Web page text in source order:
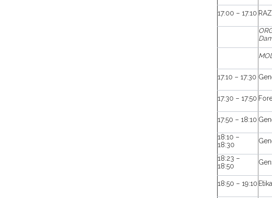
17:00 – 17:10
17:10 – 17:30
17:30 – 17:50
17:50 – 18:10
18:10 –
18:30
18:23 –
18:50
18:50 – 19:10